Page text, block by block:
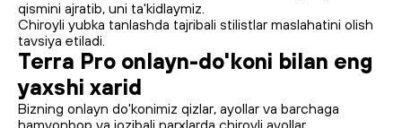
qismini ajratib, uni ta'kidlaymiz.
Chiroyli yubka tanlashda tajribali stilistlar maslahatini olish
tavsiya etiladi.
Terra Pro onlayn-do'koni bilan eng
yaxshi xarid
Bizning onlayn do'konimiz qizlar, ayollar va barchaga
hamyonbop va jozibali narxlarda chiroyli ayollar